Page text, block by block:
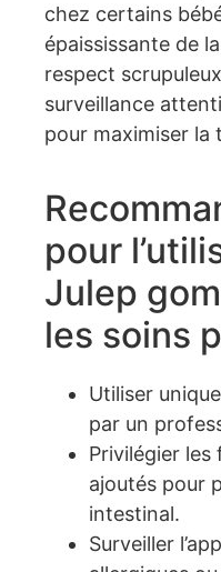
chez certains
épaississante de
respect
surveillance
pour maximiser la
pour
Julep
les soins
Utiliser
par un
Privilégier les
ajoutés pour
intestinal.
Surveiller